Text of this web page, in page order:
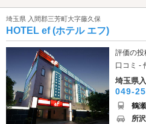
埼玉県 入間郡三芳町大字藤久保
HOTEL ef (ホテル エフ)
評価の投
口コミ -
埼玉県
049-
鶴
所